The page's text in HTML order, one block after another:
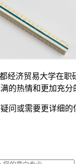
经济贸易大学在
的热情和更加充分
问或需要更详细